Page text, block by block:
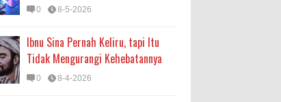
0 8-5-2026
Ibnu Sina Pernah Keliru, tapi Itu
Tidak Mengurangi Kehebatannya
0 8-4-2026